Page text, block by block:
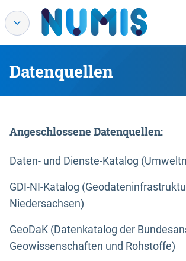
Datenquellen
Angeschlossene Datenquellen:
Daten- und Dienste-Katalog
GDI-NI-Katalog
Niedersachsen)
GeoDaK (Datenkatalog der
Geowissenschaften und Rohstoffe)